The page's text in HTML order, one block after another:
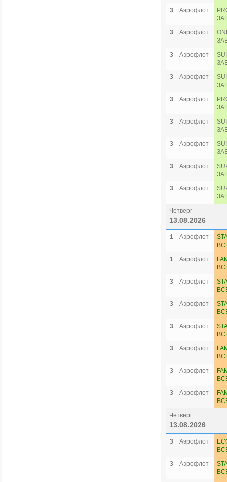
3
Аэрофлот
3
Аэрофлот
3
Аэрофлот
3
Аэрофлот
3
Аэрофлот
3
Аэрофлот
3
Аэрофлот
3
Аэрофлот
3
Аэрофлот
Четверг
13.08.2026
1 Аэрофлот
1
Аэрофлот
3
Аэрофлот
3
Аэрофлот
3
Аэрофлот
3
Аэрофлот
3
Аэрофлот
3
Аэрофлот
Четверг
13.08.2026
3 Аэрофлот
3
Аэрофлот